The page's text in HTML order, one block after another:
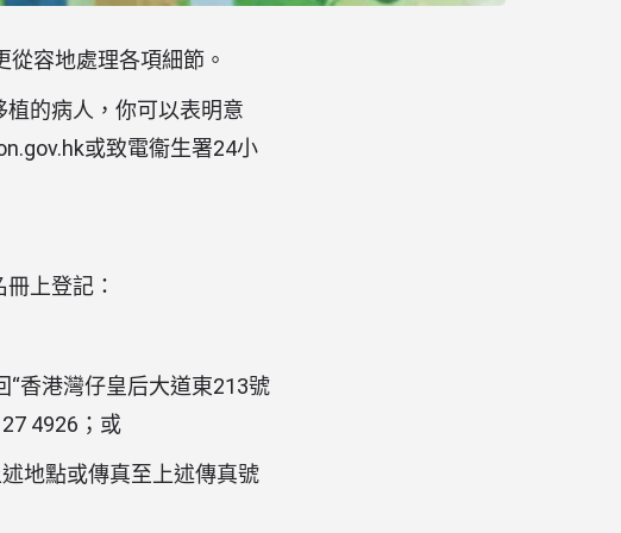
容地處理各項細節。
的病人，你可以表明意
或致電衞生署24小
上登記：
香港灣仔皇后大道東213號
4926；或
地點或傳真至上述傳真號